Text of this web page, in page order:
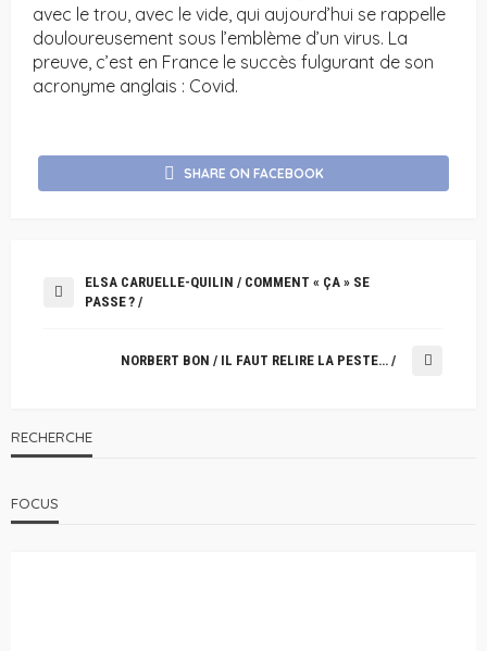
avec le trou, avec le vide, qui aujourd’hui se rappelle
douloureusement sous l’emblème d’un virus. La
preuve, c’est en France le succès fulgurant de son
acronyme anglais : Covid.
SHARE ON FACEBOOK
ELSA CARUELLE-QUILIN / COMMENT « ÇA » SE
PASSE ? /
NORBERT BON / IL FAUT RELIRE LA PESTE… /
RECHERCHE
FOCUS